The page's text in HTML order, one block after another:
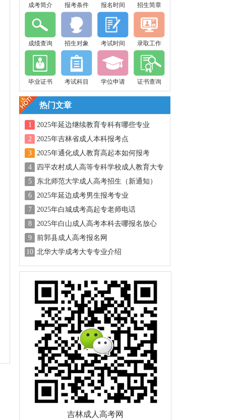
成考简介 报考条件 报名时间 招生简章
成绩查询 招生对象 考试时间 录取工作
毕业证书 考试科目 学位申请 证书查询
热门文章
1
2025年延边继续教育专科有哪些专业
2
2025年吉林省成人本科报考点
3
2025年通化成人教育高起本如何报考
4
四平农村成人高等专科学校成人教育大专
最容易过的专业
5
东北师范大学成人高考招生（新通知）
6
2025年延边成考男生报考专业
7
2025年白城成考高起专老师电话
8
2025年白山成人高考本科去哪报名放心
9
前郭县成人高考报名网
10 北华大学成考大专专业介绍
吉林成人高考网